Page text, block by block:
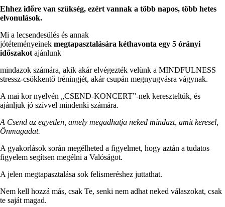
Ehhez időre van szükség, ezért vannak a több napos, több hetes
elvonulások.
Mi a lecsendesülés és annak
jótéteményeinek megtapasztalására kéthavonta egy 5 órányi
időszakot ajánlunk
mindazok számára, akik akár elvégezték velünk a MINDFULNESS
stressz-csökkentő tréningjét, akár csupán megnyugvásra vágynak.
A mai kor nyelvén „CSEND-KONCERT”-nek kereszteltük, és
ajánljuk jó szívvel mindenki számára.
A Csend az egyetlen, amely megadhatja neked mindazt, amit keresel,
Önmagadat.
A gyakorlások során megélheted a figyelmet, hogy aztán a tudatos
figyelem segítsen megélni a Valóságot.
A jelen megtapasztalása sok felismeréshez juttathat.
Nem kell hozzá más, csak Te, senki nem adhat neked válaszokat, csak
te saját magad.